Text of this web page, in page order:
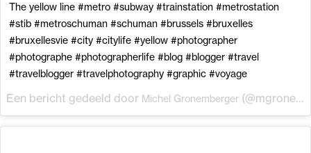
The yellow line #metro #subway #trainstation #metrostation
#stib #metroschuman #schuman #brussels #bruxelles
#bruxellesvie #city #citylife #yellow #photographer
#photographe #photographerlife #blog #blogger #travel
#travelblogger #travelphotography #graphic #voyage
Een bericht gedeeld door Michel Gronemberger (@mgronemberger) op